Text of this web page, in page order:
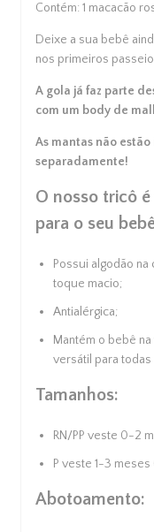
Contém: 1 macacão
Deixe a sua bebê
nos primeiros
A gola já faz parte
com um body de
As mantas não
separadamente!
O nosso tricô
para o seu
Possui algodão
toque macio;
Antialérgica;
Mantém o bebê
versátil para
Tamanhos:
RN/PP veste 0-2
P veste 1-3 meses
Abotoamento: